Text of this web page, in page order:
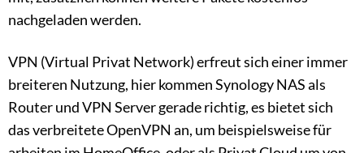
nachgeladen werden.
VPN (Virtual Privat Network) erfreut sich einer immer
breiteren Nutzung, hier kommen Synology NAS als
Router und VPN Server gerade richtig, es bietet sich
das verbreitete OpenVPN an, um beispielsweise für